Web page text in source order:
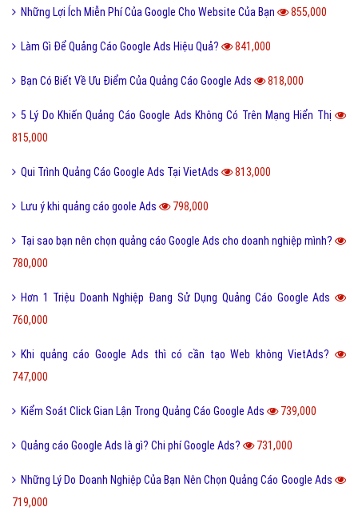
Những Lợi Ích Miễn Phí Của Google Cho Website Của Bạn 855,000
Làm Gì Để Quảng Cáo Google Ads Hiệu Quả? 841,000
Bạn Có Biết Về Ưu Điểm Của Quảng Cáo Google Ads 818,000
5 Lý Do Khiến Quảng Cáo Google Ads Không Có Trên Mạng Hiển Thị
815,000
Qui Trình Quảng Cáo Google Ads Tại VietAds 813,000
Lưu ý khi quảng cáo goole Ads 798,000
Tại sao bạn nên chọn quảng cáo Google Ads cho doanh nghiệp mình?
780,000
Hơn 1 Triệu Doanh Nghiệp Đang Sử Dụng Quảng Cáo Google Ads
760,000
Khi quảng cáo Google Ads thì có cần tạo Web không VietAds?
747,000
Kiểm Soát Click Gian Lận Trong Quảng Cáo Google Ads 739,000
Quảng cáo Google Ads là gì? Chi phí Google Ads? 731,000
Những Lý Do Doanh Nghiệp Của Bạn Nên Chọn Quảng Cáo Google Ads
719,000